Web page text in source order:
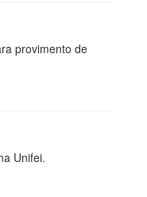
provimento de
Unifei.